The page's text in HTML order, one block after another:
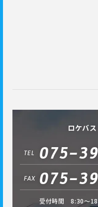
ロケバ
TEL 075-
FAX 075-
受付時間 8:30～